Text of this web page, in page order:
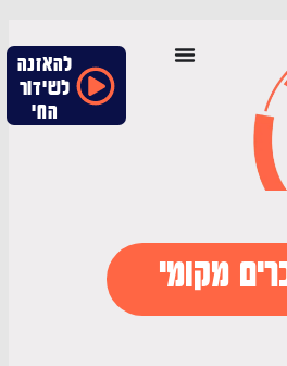
להאזנה
לשידור
החי